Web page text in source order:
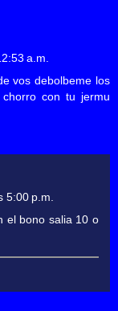
a.m.
vos debolbeme los
con tu jermu
5:00 p.m.
el bono salia 10 o